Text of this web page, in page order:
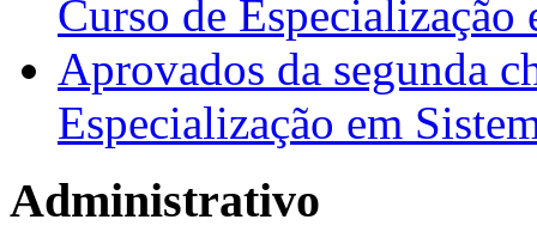
Curso de Especialização
Aprovados da segunda
Especialização em
Administrativo